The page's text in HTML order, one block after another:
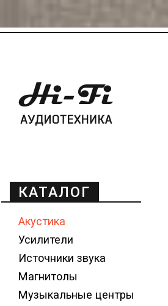
КАТАЛОГ
Акустика
Усилители
Источники звука
Магнитолы
Музыкальные центры